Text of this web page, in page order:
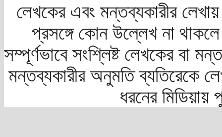
লেখকের এবং মন্তব্যকারীর
প্রসঙ্গে কোন উল্লেখ না
সম্পূর্ণভাবে সংশ্লিষ্ট লেখকের বা
মন্তব্যকারীর অনুমতি ব্যতিরেকে
ধরনের মিডিয়ায়